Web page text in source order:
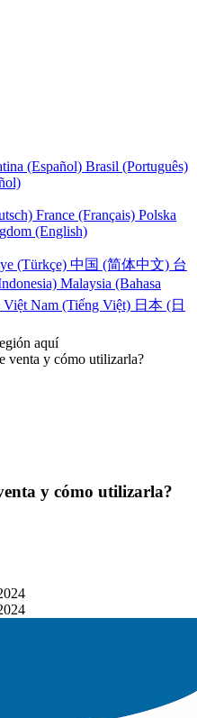
(Español) Brasil (Português)
France (Français) Polska
(English)
(Türkçe) 中国 (简体中文) 台
Malaysia (Bahasa
Việt Nam (Tiếng Việt) 日本 (日
aquí
venta y cómo utilizarla?
y cómo utilizarla?